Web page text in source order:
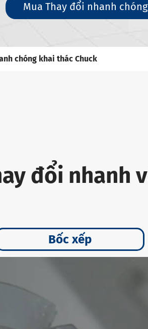
Mua Thay đổi nhanh
chóng khai thác Chuck
đổi nhanh
Bốc xếp